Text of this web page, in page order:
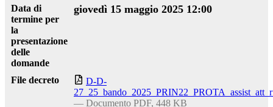
Data di
termine per
la
presentazione
delle
domande
giovedì 15 maggio 2025 12:00
File decreto
D-D-
— Documento PDF, 448 KB